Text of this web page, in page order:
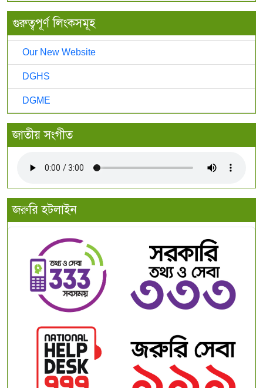
গুরুত্বপূর্ণ লিংকসমূহ
Our New Website
DGHS
DGME
জাতীয় সংগীত
জরুরি হটলাইন